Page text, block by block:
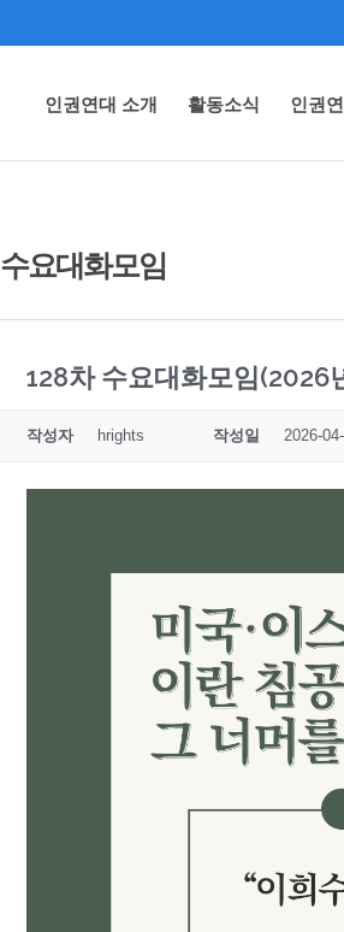
인권연대 소개 활동소식 인권
수요대화모임
128차 수요대화모임(2026
작성자 hrights 작성일 2026-